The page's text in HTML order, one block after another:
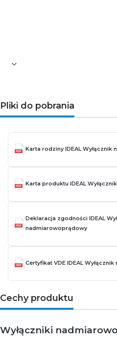
Pliki do pobrania
Karta rodziny IDEAL
Karta produktu IDEAL
Deklaracja zgodności IDEAL
nadmiarowoprądowy
Certyfikat VDE IDEAL
Cechy produktu
Wyłączniki